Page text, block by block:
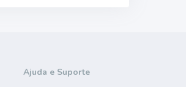
Ajuda e Suporte